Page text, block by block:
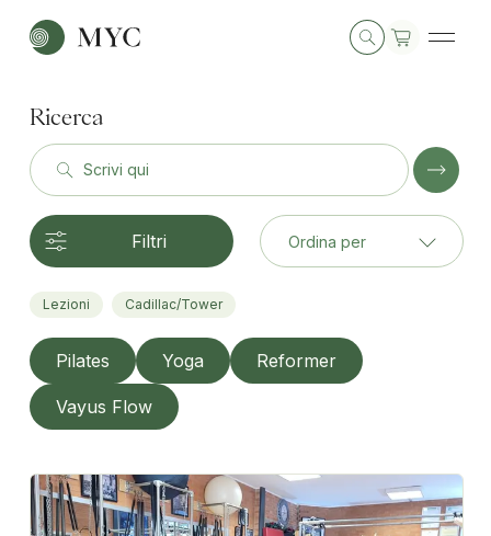
Ricerca
Scrivi qui
Filtri Ordina per
Lezioni Cadillac/Tower
Pilates Yoga Reformer
Vayus Flow